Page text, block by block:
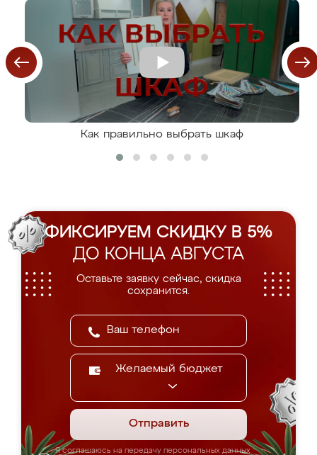
Как правильно выбрать шкаф
ФИКСИРУЕМ СКИДКУ В 5%
ДО КОНЦА АВГУСТА
Оставьте заявку сейчас, скидка
сохранится.
Желаемый бюджет
Отправить
Я соглашаюсь на передачу персональных данных